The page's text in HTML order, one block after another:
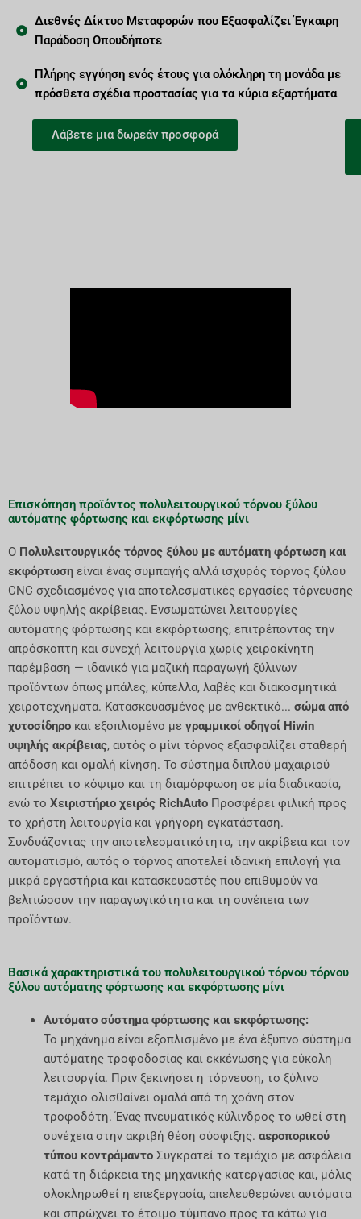
Διεθνές Δίκτυο Μεταφορών που Εξασφαλίζει Έγκαιρη
Παράδοση Οπουδήποτε
Πλήρης εγγύηση ενός έτους για ολόκληρη τη μονάδα με
πρόσθετα σχέδια προστασίας για τα κύρια εξαρτήματα
Λάβετε μια δωρεάν προσφορά
Επισκόπηση προϊόντος πολυλειτουργικού τόρνου ξύλου
αυτόματης φόρτωσης και εκφόρτωσης μίνι
Ο Πολυλειτουργικός τόρνος ξύλου με αυτόματη φόρτωση και
εκφόρτωση είναι ένας συμπαγής αλλά ισχυρός τόρνος ξύλου
CNC σχεδιασμένος για αποτελεσματικές εργασίες τόρνευσης
ξύλου υψηλής ακρίβειας. Ενσωματώνει λειτουργίες
αυτόματης φόρτωσης και εκφόρτωσης, επιτρέποντας την
απρόσκοπτη και συνεχή λειτουργία χωρίς χειροκίνητη
παρέμβαση — ιδανικό για μαζική παραγωγή ξύλινων
προϊόντων όπως μπάλες, κύπελλα, λαβές και διακοσμητικά
χειροτεχνήματα. Κατασκευασμένος με ανθεκτικό... σώμα από
χυτοσίδηρο και εξοπλισμένο με γραμμικοί οδηγοί Hiwin
υψηλής ακρίβειας, αυτός ο μίνι τόρνος εξασφαλίζει σταθερή
απόδοση και ομαλή κίνηση. Το σύστημα διπλού μαχαιριού
επιτρέπει το κόψιμο και τη διαμόρφωση σε μία διαδικασία,
ενώ το Χειριστήριο χειρός RichAuto Προσφέρει φιλική προς
το χρήστη λειτουργία και γρήγορη εγκατάσταση.
Συνδυάζοντας την αποτελεσματικότητα, την ακρίβεια και τον
αυτοματισμό, αυτός ο τόρνος αποτελεί ιδανική επιλογή για
μικρά εργαστήρια και κατασκευαστές που επιθυμούν να
βελτιώσουν την παραγωγικότητα και τη συνέπεια των
προϊόντων.
Βασικά χαρακτηριστικά του πολυλειτουργικού τόρνου τόρνου
ξύλου αυτόματης φόρτωσης και εκφόρτωσης μίνι
Αυτόματο σύστημα φόρτωσης και εκφόρτωσης:
Το μηχάνημα είναι εξοπλισμένο με ένα έξυπνο σύστημα
αυτόματης τροφοδοσίας και εκκένωσης για εύκολη
λειτουργία. Πριν ξεκινήσει η τόρνευση, το ξύλινο
τεμάχιο ολισθαίνει ομαλά από τη χοάνη στον
τροφοδότη. Ένας πνευματικός κύλινδρος το ωθεί στη
συνέχεια στην ακριβή θέση σύσφιξης. αεροπορικού
τύπου κοντράμαντοΣυγκρατεί το τεμάχιο με ασφάλεια
κατά τη διάρκεια της μηχανικής κατεργασίας και, μόλις
ολοκληρωθεί η επεξεργασία, απελευθερώνει αυτόματα
και σπρώχνει το έτοιμο τύμπανο προς τα κάτω για